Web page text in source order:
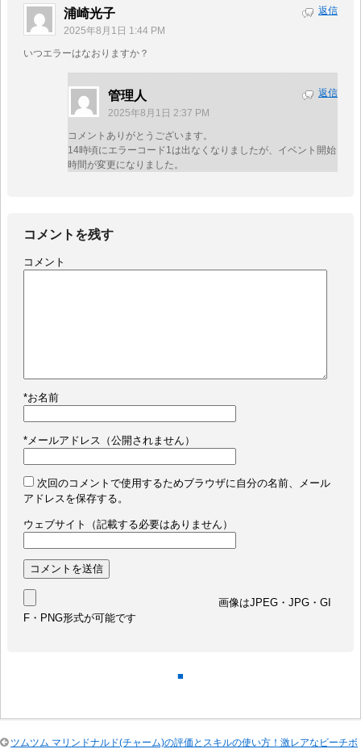
浦崎光子
2025年8月1日 1:44 PM
いつエラーはなおりますか？
返信
管理人
2025年8月1日 2:37 PM
コメントありがとうございます。
14時頃にエラーコード1は出なくなりましたが、イベント開始
時間が変更になりました。
返信
コメントを残す
コメント
*お名前
*メールアドレス（公開されません）
次回のコメントで使用するためブラウザに自分の名前、メール
アドレスを保存する。
ウェブサイト（記載する必要はありません）
画像はJPEG・JPG・GI
F・PNG形式が可能です
■
ツムツム マリンドナルド(チャーム)の評価とスキルの使い方！激レアなビーチボ